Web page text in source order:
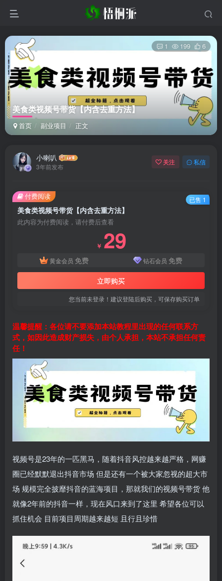
美食类视频号带货【内含去重方法】
首页 副业项目 正文
1 199 6
小喇叭
3年前发布
关注 私信
美食类视频号带货【内含去重方法】
此内容为付费阅读，请付费后查看
￥ 29
黄金会员 免费 钻石会员 免费
立即购买
您当前未登录！建议登陆后购买，可保存购买订单
付费阅读 已售 1
温馨提醒：各位请不要添加本站教程里出现的任何联系方
式，如因此造成财产损失，由个人承担，本站不承担任何责
任！
视频号是23年的一匹黑马，随着抖音风控越来越严格，网赚
圈已经默默退出抖音市场 但是还有一个被大家忽视的超大市
场 规模完全披靡抖音的蓝海项目，那就我们的视频号带货 他
就像2年前的抖音一样，现在风口来到了这里 希望各位可以
抓住机会 目前项目周期越来越短 且行且珍惜